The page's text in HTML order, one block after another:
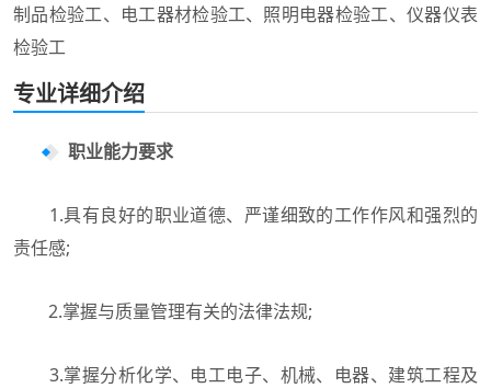
制品检验工、电工器材检验工、照明电器检验工、仪器仪表
检验工
专业详细介绍
职业能力要求
1.具有良好的职业道德、严谨细致的工作作风和强烈的
责任感;
2.掌握与质量管理有关的法律法规;
3.掌握分析化学、电工电子、机械、电器、建筑工程及